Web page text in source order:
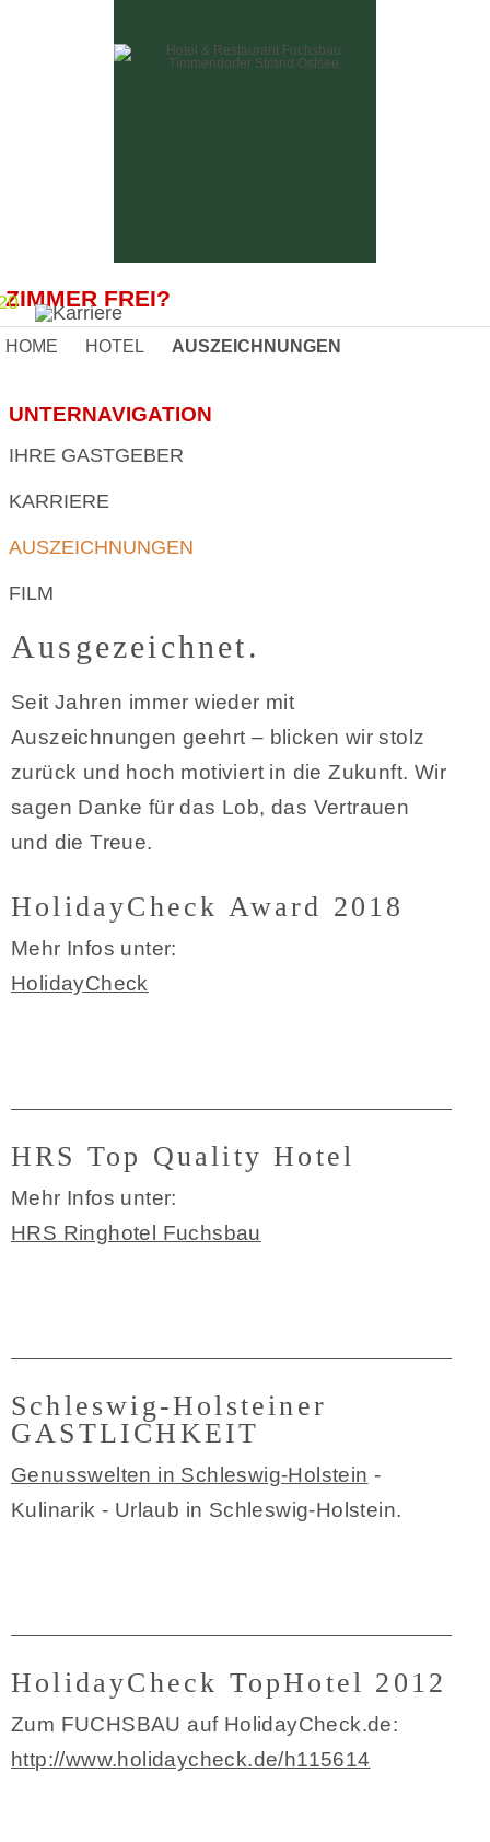
ZIMMER FREI?
HOME HOTEL AUSZEICHNUNGEN
IHRE GASTGEBER
KARRIERE
AUSZEICHNUNGEN
FILM
Ausgezeichnet.
Seit Jahren immer wieder mit
Auszeichnungen geehrt – blicken wir stolz
zurück und hoch motiviert in die Zukunft. Wir
sagen Danke für das Lob, das Vertrauen
und die Treue.
HolidayCheck Award 2018
Mehr Infos unter:
HolidayCheck
HRS Top Quality Hotel
Mehr Infos unter:
HRS Ringhotel Fuchsbau
Schleswig-Holsteiner
GASTLICHKEIT
Genusswelten in Schleswig-Holstein -
Kulinarik - Urlaub in Schleswig-Holstein.
HolidayCheck TopHotel 2012
Zum FUCHSBAU auf HolidayCheck.de:
http://www.holidaycheck.de/h115614